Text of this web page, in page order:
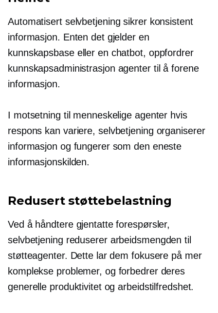
Automatisert selvbetjening sikrer konsistent
informasjon. Enten det gjelder en
kunnskapsbase eller en chatbot, oppfordrer
kunnskapsadministrasjon agenter til å forene
informasjon.
I motsetning til menneskelige agenter hvis
respons kan variere, selvbetjening organiserer
informasjon og fungerer som den eneste
informasjonskilden.
Redusert støttebelastning
Ved å håndtere gjentatte forespørsler,
selvbetjening reduserer arbeidsmengden til
støtteagenter. Dette lar dem fokusere på mer
komplekse problemer, og forbedrer deres
generelle produktivitet og arbeidstilfredshet.